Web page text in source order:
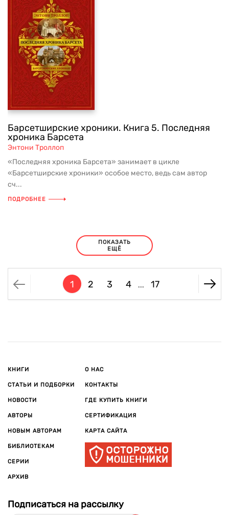
Барсетширские хроники. Книга 5. Последняя
хроника Барсета
Энтони Троллоп
«Последняя хроника Барсета» занимает в цикле
«Барсетширские хроники» особое место, ведь сам автор
сч...
ПОДРОБНЕЕ
ПОКАЗАТЬ
ЕЩЁ
1 2 3 4 ... 17
КНИГИ
СТАТЬИ И ПОДБОРКИ
НОВОСТИ
АВТОРЫ
НОВЫМ АВТОРАМ
БИБЛИОТЕКАМ
СЕРИИ
АРХИВ
О НАС
КОНТАКТЫ
ГДЕ КУПИТЬ КНИГИ
СЕРТИФИКАЦИЯ
КАРТА САЙТА
Подписаться на рассылку